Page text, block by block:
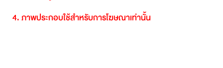
4.ภาพประกอบใช้สำหรับการโฆษณาเท่านั้น